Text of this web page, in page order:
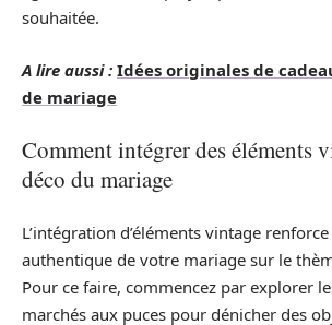
souhaitée.
A lire aussi : Idées originales de
de mariage
Comment intégrer des éléments
déco du mariage
L’intégration d’éléments vintage
authentique de votre mariage sur le
Pour ce faire, commencez par explorer
marchés aux puces pour dénicher des